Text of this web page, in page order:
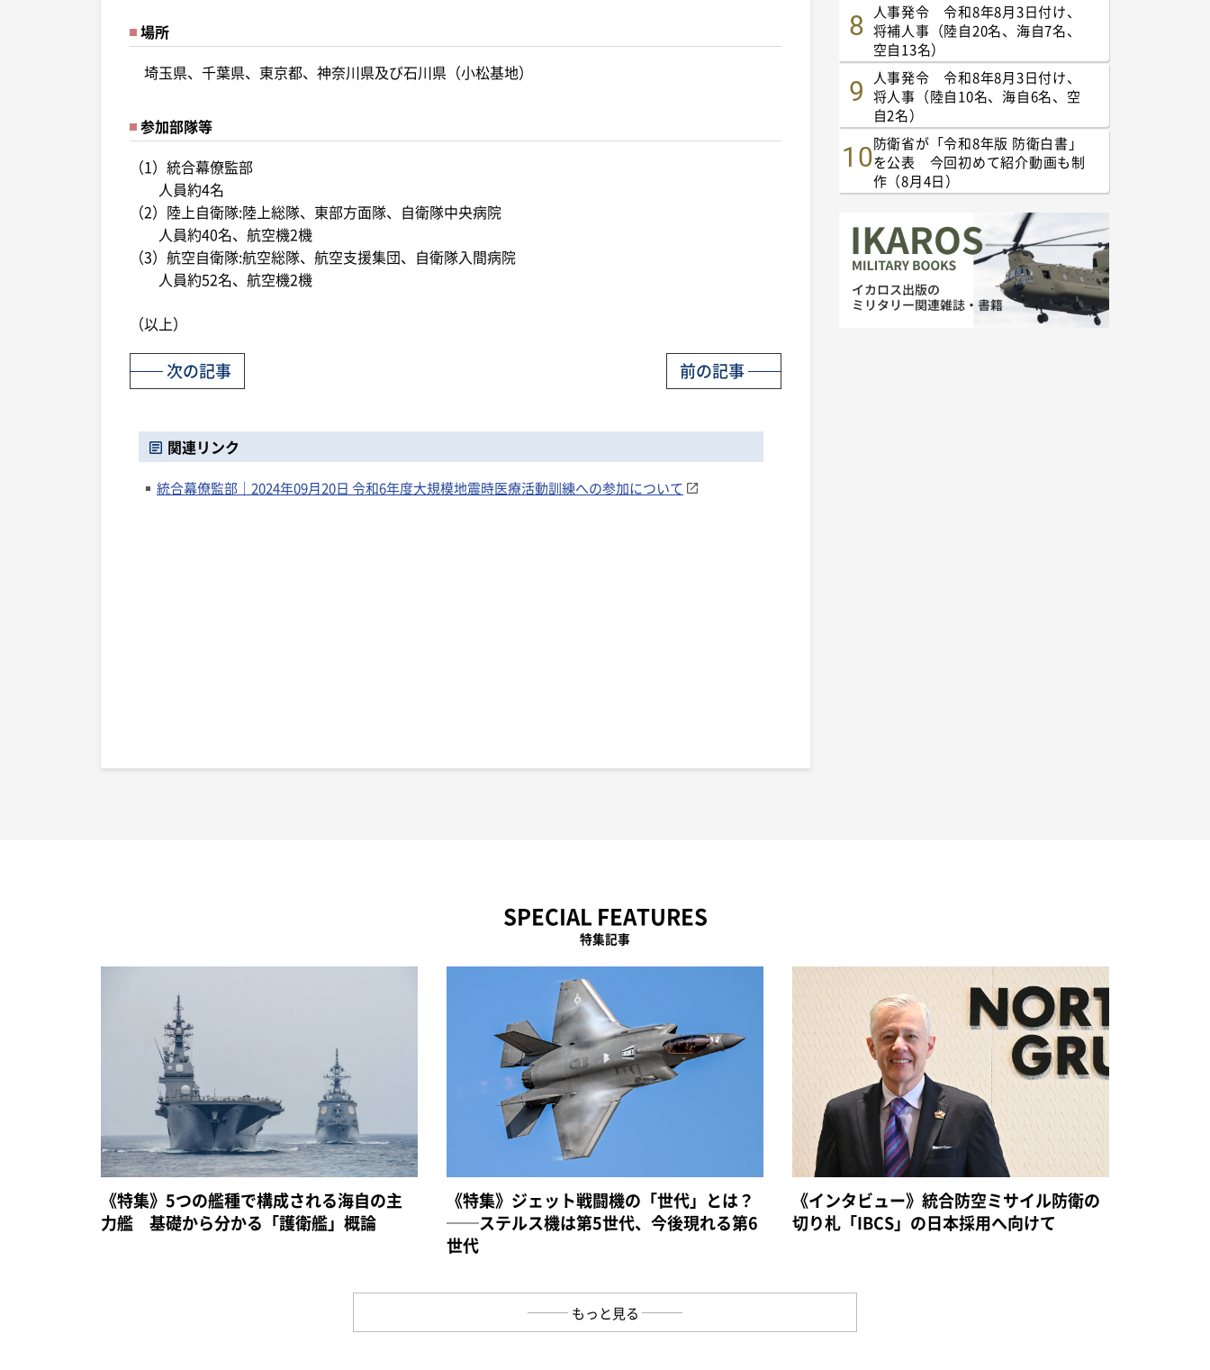
場所
埼玉県、千葉県、東京都、神奈川県及び石川県（小松基地）
参加部隊等
（1）統合幕僚監部
人員約4名
（2）陸上自衛隊:陸上総隊、東部方面隊、自衛隊中央病院
人員約40名、航空機2機
（3）航空自衛隊:航空総隊、航空支援集団、自衛隊入間病院
人員約52名、航空機2機
（以上）
前の記事
次の記事
関連リンク
統合幕僚監部｜2024年09月20日 令和6年度大規模地震時医療活動訓練への参加について
人事発令 令和8年8月3日付け、
将補人事（陸自20名、海自7名、
空自13名）
人事発令 令和8年8月3日付け、
将人事（陸自10名、海自6名、空
自2名）
防衛省が「令和8年版 防衛白書」
を公表 今回初めて紹介動画も制
作（8月4日）
SPECIAL FEATURES
特集記事
《特集》5つの艦種で構成される海自の主
力艦 基礎から分かる「護衛艦」概論
《特集》ジェット戦闘機の「世代」とは？
──ステルス機は第5世代、今後現れる第6
世代
《インタビュー》統合防空ミサイル防衛の
切り札「IBCS」の日本採用へ向けて
もっと見る